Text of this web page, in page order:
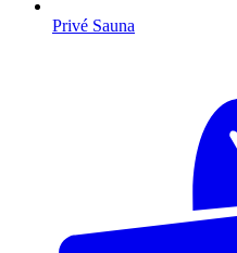
Privé Sauna